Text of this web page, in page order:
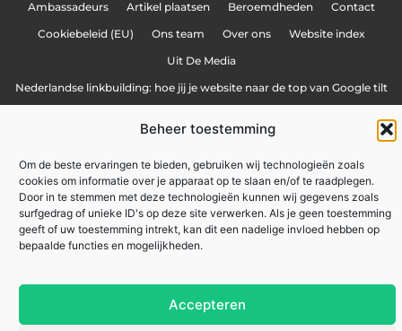
Beheer toestemming
Om de beste ervaringen te bieden, gebruiken wij technologieën zoals
cookies om informatie over je apparaat op te slaan en/of te raadplegen.
Door in te stemmen met deze technologieën kunnen wij gegevens zoals
surfgedrag of unieke ID's op deze site verwerken. Als je geen toestemming
geeft of uw toestemming intrekt, kan dit een nadelige invloed hebben op
bepaalde functies en mogelijkheden.
Accepteren
Ambassadeurs Artikel plaatsen Beroemdheden Contact
Cookiebeleid (EU) Ons team Over ons Website index
Uit De Media
Nederlandse linkbuilding: hoe jij je website naar de top van Google tilt
All Rights Reserved © 2025
zakennu.be